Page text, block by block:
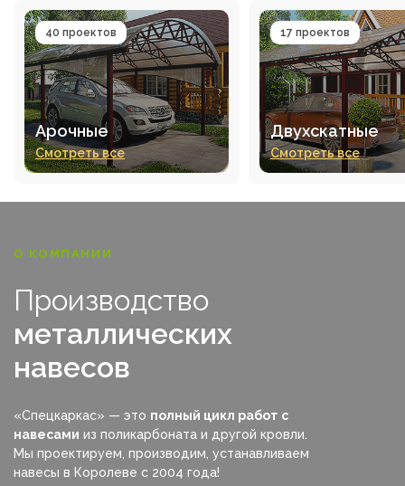
40 проектов
Арочные
Смотреть все
17 проектов
Двухскатные
Смотреть все
О КОМПАНИИ
Производство
металлических
навесов
«Спецкаркас» — это полный цикл работ с
навесами из поликарбоната и другой кровли.
Мы проектируем, производим, устанавливаем
навесы в Королеве с 2004 года!